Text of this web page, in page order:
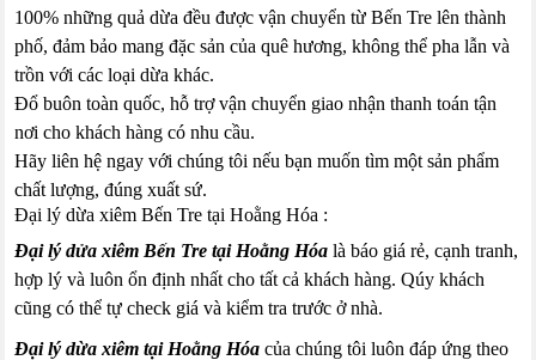
100% những quả dừa đều được vận chuyển từ Bến Tre lên thành
phố, đảm bảo mang đặc sản của quê hương, không thể pha lẫn và
trồn với các loại dừa khác.
Đổ buôn toàn quốc, hỗ trợ vận chuyển giao nhận thanh toán tận
nơi cho khách hàng có nhu cầu.
Hãy liên hệ ngay với chúng tôi nếu bạn muốn tìm một sản phẩm
chất lượng, đúng xuất sứ.
Đại lý dừa xiêm Bến Tre tại Hoằng Hóa :
Đại lý dửa xiêm Bến Tre tại Hoằng Hóa là báo giá rẻ, cạnh tranh,
hợp lý và luôn ổn định nhất cho tất cả khách hàng. Qúy khách
cũng có thể tự check giá và kiểm tra trước ở nhà.
Đại lý dừa xiêm tại Hoằng Hóa của chúng tôi luôn đáp ứng theo